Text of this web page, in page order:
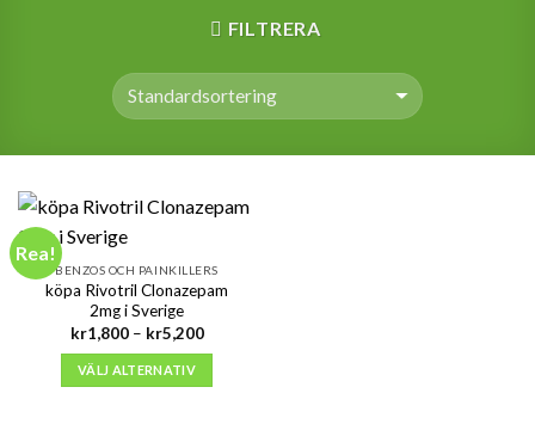
FILTRERA
Rea!
BENZOS OCH PAINKILLERS
köpa Rivotril Clonazepam
2mg i Sverige
kr1,800 – kr5,200Prisintervall:
VÄLJ ALTERNATIV